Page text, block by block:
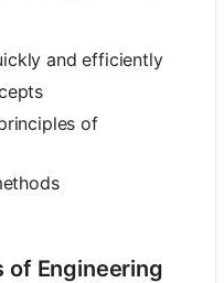
and efficiently
of
of Engineering